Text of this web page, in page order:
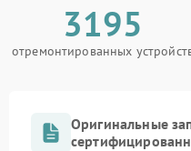
3195
отремонтированных
Оригинальные